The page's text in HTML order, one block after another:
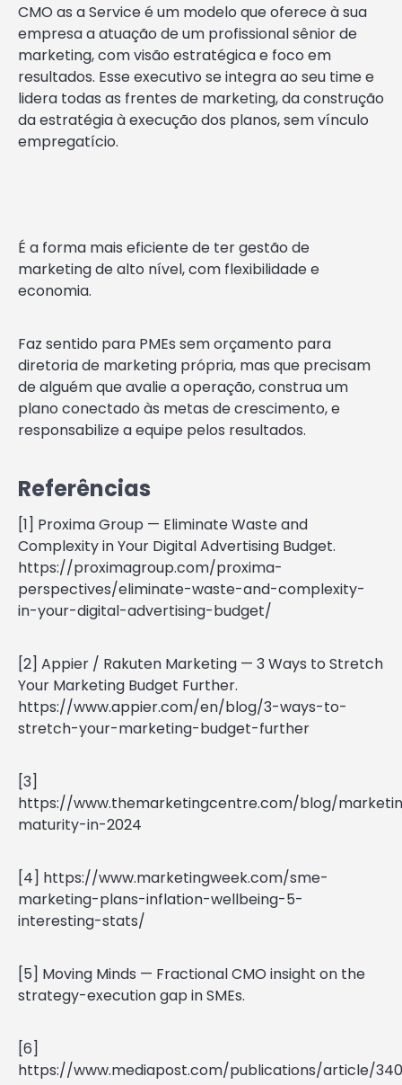
CMO as a Service é um modelo que oferece à sua
empresa a atuação de um profissional sênior de
marketing, com visão estratégica e foco em
resultados. Esse executivo se integra ao seu time e
lidera todas as frentes de marketing, da construção
da estratégia à execução dos planos, sem vínculo
empregatício.
É a forma mais eficiente de ter gestão de
marketing de alto nível, com flexibilidade e
economia.
Faz sentido para PMEs sem orçamento para
diretoria de marketing própria, mas que precisam
de alguém que avalie a operação, construa um
plano conectado às metas de crescimento, e
responsabilize a equipe pelos resultados.
Referências
[1] Proxima Group — Eliminate Waste and
Complexity in Your Digital Advertising Budget.
https://proximagroup.com/proxima-
perspectives/eliminate-waste-and-complexity-
in-your-digital-advertising-budget/
[2] Appier / Rakuten Marketing — 3 Ways to Stretch
Your Marketing Budget Further.
https://www.appier.com/en/blog/3-ways-to-
stretch-your-marketing-budget-further
[3]
https://www.themarketingcentre.com/blog/
maturity-in-2024
[4] https://www.marketingweek.com/sme-
marketing-plans-inflation-wellbeing-5-
interesting-stats/
[5] Moving Minds — Fractional CMO insight on the
strategy-execution gap in SMEs.
[6]
https://www.mediapost.com/publications/article/